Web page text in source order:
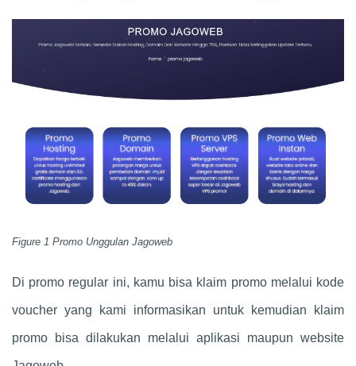
Figure 1 Promo Unggulan Jagoweb
Di promo regular ini, kamu bisa klaim promo melalui kode
voucher yang kami informasikan untuk kemudian klaim
promo bisa dilakukan melalui aplikasi maupun website